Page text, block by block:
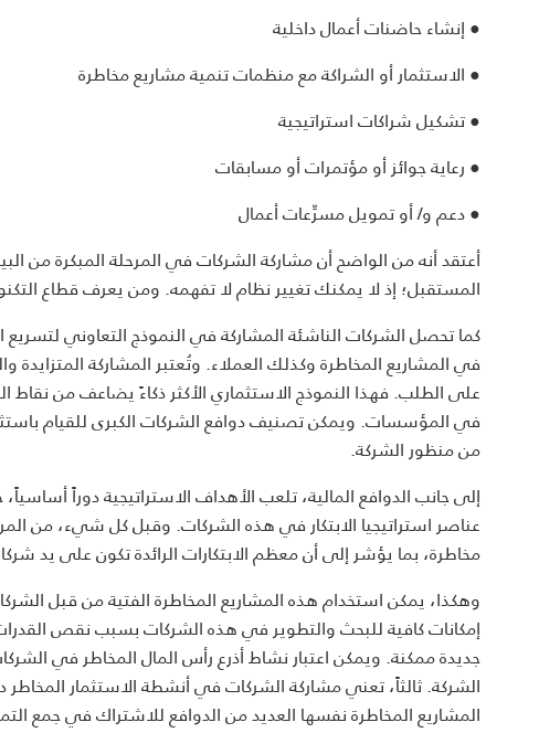
● إنشاء حاضنات أعمال داخلية
● الاستثمار أو الشراكة مع منظمات تنمية مشاريع مخاطرة
● تشكيل شراكات استراتيجية
● رعاية جوائز أو مؤتمرات أو مسابقات
● دعم و/ أو تمويل مسرِّعات أعمال
أعتقد أنه من الواضح أن مشاركة الشركات في المرحلة المبكرة من
المستقبل؛ إذ لا يمكنك تغيير نظام لا تفهمه. ومن يعرف قطاع
كما تحصل الشركات الناشئة المشاركة في النموذج التعاوني
في المشاريع المخاطرة وكذلك العملاء. وتُعتبر المشاركة المتزايدة
على الطلب. فهذا النموذج الاستثماري الأكثر ذكاءً يضاعف من نقاط
في المؤسسات. ويمكن تصنيف دوافع الشركات الكبرى للقيام
من منظور الشركة.
إلى جانب الدوافع المالية، تلعب الأهداف الاستراتيجية دوراً
عناصر استراتيجيا الابتكار في هذه الشركات. وقبل كل شيء، من
مخاطرة، بما يؤشر إلى أن معظم الابتكارات الرائدة تكون على يد
وهكذا، يمكن استخدام هذه المشاريع المخاطرة الفتية من قبل
إمكانات كافية للبحث والتطوير في هذه الشركات بسبب نقص
جديدة ممكنة. ويمكن اعتبار نشاط أذرع رأس المال المخاطر في
الشركة. ثالثاً، تعني مشاركة الشركات في أنشطة الاستثمار
المشاريع المخاطرة نفسها العديد من الدوافع للاشتراك في جمع